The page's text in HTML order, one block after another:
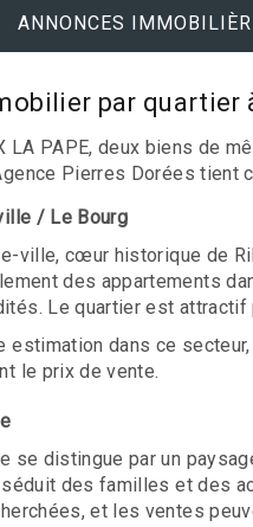
ANNONCES
par quartier
LA PAPE, deux biens de
Pierres Dorées tient
/ Le Bourg
ville, cœur historique de
des appartements
Le quartier est
estimation dans ce
le prix de vente.
se distingue par un
des familles et des
et les ventes